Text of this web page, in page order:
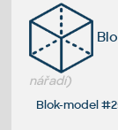
nářadí)
Blok-model